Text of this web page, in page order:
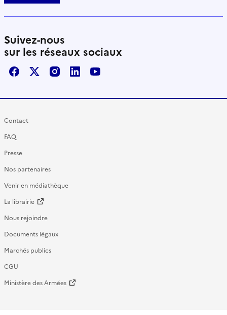
Suivez-nous
sur les réseaux sociaux
FacebookX / TwitterInstagram
LinkedInYoutube
Contact
FAQ
Presse
Nos partenaires
Venir en médiathèque
La librairie
Nous rejoindre
Documents légaux
Marchés publics
CGU
Ministère des Armées